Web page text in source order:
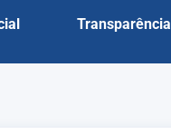
Transparência